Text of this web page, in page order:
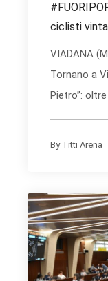
ciclisti
VIADANA
Tornano a
Pietro”:
By Titti Arena